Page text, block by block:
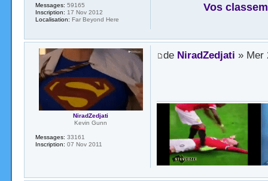
Vos
Messages: 59165
Inscription: 17 Nov 2012
Localisation: Far Beyond Here
de NiradZedjati » Mer
NiradZedjati
Kevin Gunn
Messages: 33161
Inscription: 07 Nov 2011